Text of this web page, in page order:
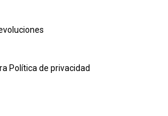
Política de privacidad